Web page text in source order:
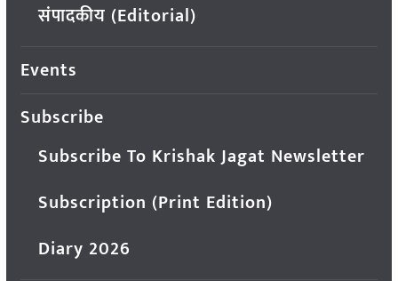
संपादकीय (Editorial)
Events
Subscribe
Subscribe To Krishak Jagat Newsletter
Subscription (Print Edition)
Diary 2026